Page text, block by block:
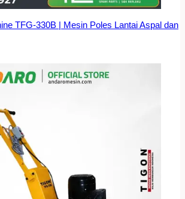
TFG-330B | Mesin Poles Lantai Aspal dan